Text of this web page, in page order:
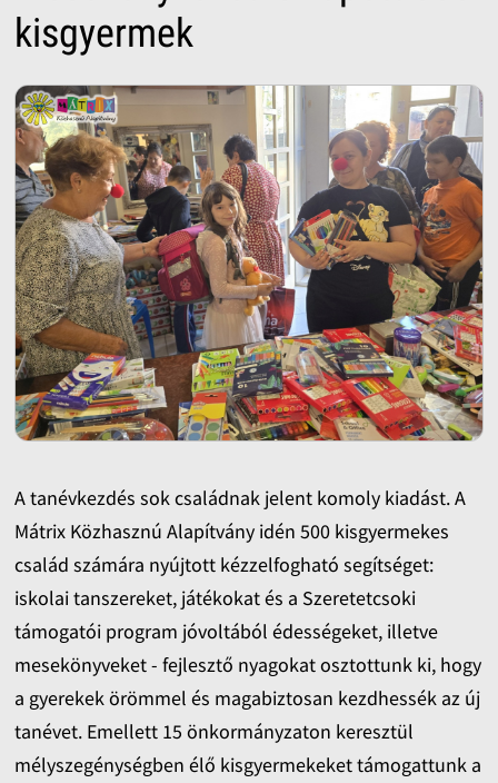
kisgyermek
A tanévkezdés sok családnak jelent komoly kiadást. A
Mátrix Közhasznú Alapítvány idén 500 kisgyermekes
család számára nyújtott kézzelfogható segítséget:
iskolai tanszereket, játékokat és a Szeretetcsoki
támogatói program jóvoltából édességeket, illetve
mesekönyveket - fejlesztő nyagokat osztottunk ki, hogy
a gyerekek örömmel és magabiztosan kezdhessék az új
tanévet. Emellett 15 önkormányzaton keresztül
mélyszegénységben élő kisgyermekeket támogattunk a